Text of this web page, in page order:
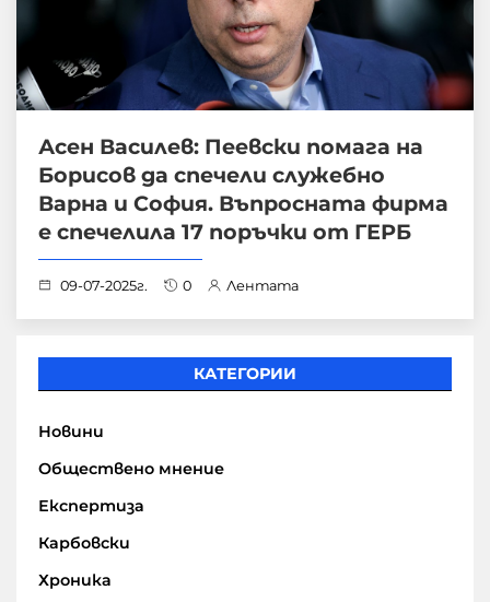
Асен Василев: Пеевски помага на
Борисов да спечели служебно
Варна и София. Въпросната фирма
е спечелила 17 поръчки от ГЕРБ
09-07-2025г. 0 Лентата
КАТЕГОРИИ
Новини
Обществено мнение
Експертиза
Карбовски
Хроника